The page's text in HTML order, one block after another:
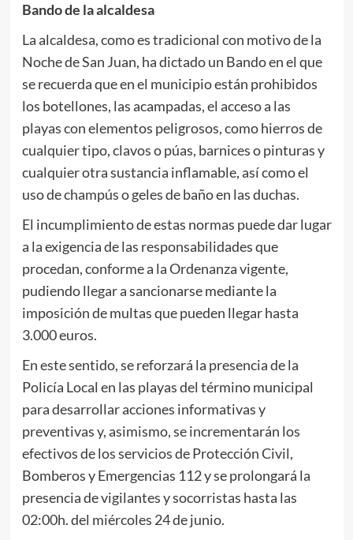
Bando de la alcaldesa
La alcaldesa, como es tradicional con motivo de la
Noche de San Juan, ha dictado un Bando en el que
se recuerda que en el municipio están prohibidos
los botellones, las acampadas, el acceso a las
playas con elementos peligrosos, como hierros de
cualquier tipo, clavos o púas, barnices o pinturas y
cualquier otra sustancia inflamable, así como el
uso de champús o geles de baño en las duchas.
El incumplimiento de estas normas puede dar lugar
a la exigencia de las responsabilidades que
procedan, conforme a la Ordenanza vigente,
pudiendo llegar a sancionarse mediante la
imposición de multas que pueden llegar hasta
3.000 euros.
En este sentido, se reforzará la presencia de la
Policía Local en las playas del término municipal
para desarrollar acciones informativas y
preventivas y, asimismo, se incrementarán los
efectivos de los servicios de Protección Civil,
Bomberos y Emergencias 112 y se prolongará la
presencia de vigilantes y socorristas hasta las
02:00h. del miércoles 24 de junio.